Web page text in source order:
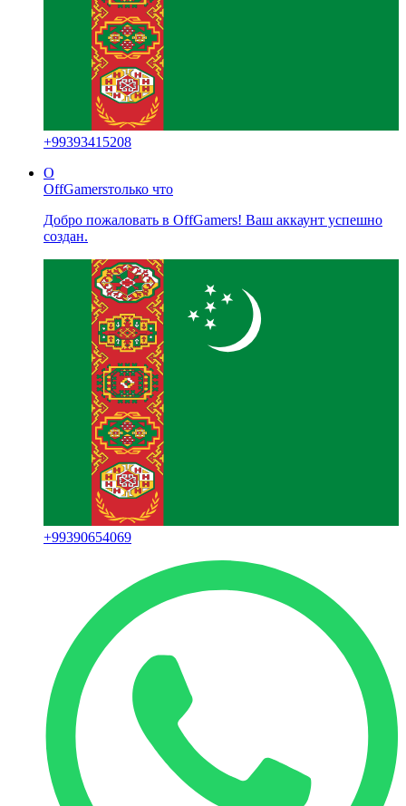
+99393415208
O
OffGamersтолько что
Добро пожаловать в OffGamers! Ваш аккаунт успешно
создан.
+99390654069